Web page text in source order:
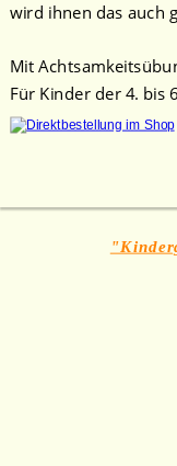
wird ihnen das auch
Mit
Für Kinder der 4. bis